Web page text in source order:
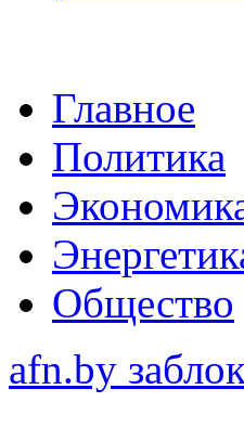
Главное
Политика
Общество
afn.by